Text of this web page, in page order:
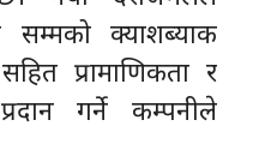
सम्मको क्याशब्याक
प्रामाणिकता र
गर्ने कम्पनीले